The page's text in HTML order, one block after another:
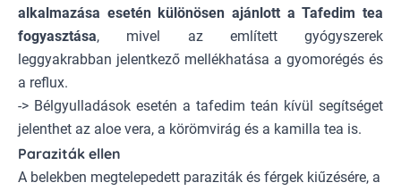
alkalmazása esetén különösen ajánlott a Tafedim tea
fogyasztása, mivel az említett gyógyszerek
leggyakrabban jelentkező mellékhatása a gyomorégés és
a reflux.
-> Bélgyulladások esetén a tafedim teán kívül segítséget
jelenthet az aloe vera, a körömvirág és a kamilla tea is.
Paraziták ellen
A belekben megtelepedett paraziták és férgek kiűzésére, a